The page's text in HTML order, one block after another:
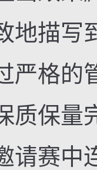
地描写
严格的
质保量
请赛中